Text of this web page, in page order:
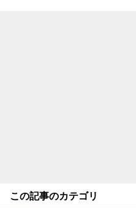
この記事のカテゴリ